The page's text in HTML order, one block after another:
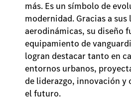
más. Es un símbolo de
modernidad. Gracias a sus
aerodinámicas, su diseño
equipamiento de
logran destacar tanto en
entornos urbanos,
de liderazgo, innovación y
el futuro.